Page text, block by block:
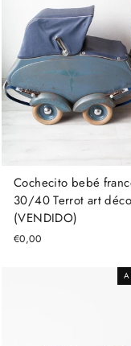
Cochecito bebé
30/40 Terrot art déco
(VENDIDO)
€0,00